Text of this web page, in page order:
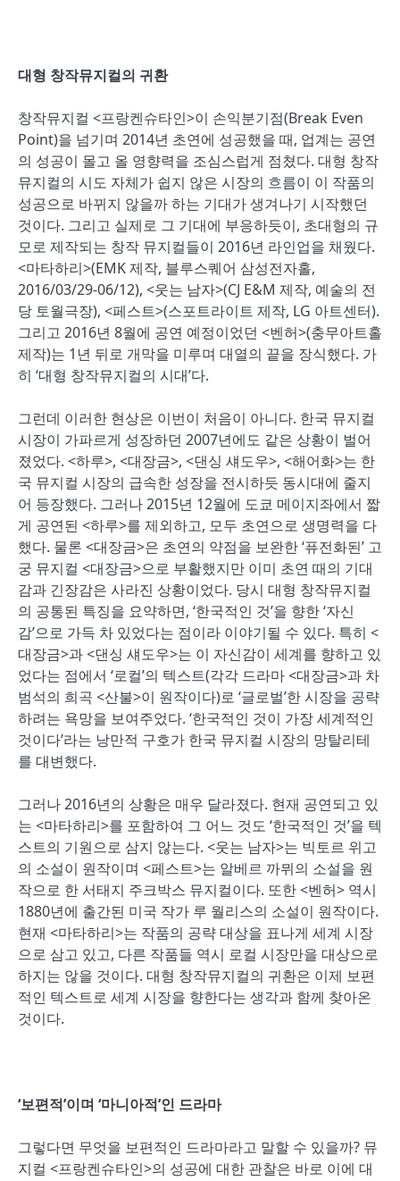
대형 창작뮤지컬의 귀환
창작뮤지컬 <프랑켄슈타인>이 손익분기점(Break Even
Point)을 넘기며 2014년 초연에 성공했을 때, 업계는 공연
의 성공이 몰고 올 영향력을 조심스럽게 점쳤다. 대형 창작
뮤지컬의 시도 자체가 쉽지 않은 시장의 흐름이 이 작품의
성공으로 바뀌지 않을까 하는 기대가 생겨나기 시작했던
것이다. 그리고 실제로 그 기대에 부응하듯이, 초대형의 규
모로 제작되는 창작 뮤지컬들이 2016년 라인업을 채웠다.
<마타하리>(EMK 제작, 블루스퀘어 삼성전자홀,
2016/03/29-06/12), <웃는 남자>(CJ E&M 제작, 예술의 전
당 토월극장), <페스트>(스포트라이트 제작, LG 아트센터).
그리고 2016년 8월에 공연 예정이었던 <벤허>(충무아트홀
제작)는 1년 뒤로 개막을 미루며 대열의 끝을 장식했다. 가
히 ‘대형 창작뮤지컬의 시대’다.
그런데 이러한 현상은 이번이 처음이 아니다. 한국 뮤지컬
시장이 가파르게 성장하던 2007년에도 같은 상황이 벌어
졌었다. <하루>, <대장금>, <댄싱 섀도우>, <해어화>는 한
국 뮤지컬 시장의 급속한 성장을 전시하듯 동시대에 줄지
어 등장했다. 그러나 2015년 12월에 도쿄 메이지좌에서 짧
게 공연된 <하루>를 제외하고, 모두 초연으로 생명력을 다
했다. 물론 <대장금>은 초연의 약점을 보완한 ‘퓨전화된’ 고
궁 뮤지컬 <대장금>으로 부활했지만 이미 초연 때의 기대
감과 긴장감은 사라진 상황이었다. 당시 대형 창작뮤지컬
의 공통된 특징을 요약하면, ‘한국적인 것’을 향한 ‘자신
감’으로 가득 차 있었다는 점이라 이야기될 수 있다. 특히 <
대장금>과 <댄싱 섀도우>는 이 자신감이 세계를 향하고 있
었다는 점에서 ‘로컬’의 텍스트(각각 드라마 <대장금>과 차
범석의 희곡 <산불>이 원작이다)로 ‘글로벌’한 시장을 공략
하려는 욕망을 보여주었다. ‘한국적인 것이 가장 세계적인
것이다’라는 낭만적 구호가 한국 뮤지컬 시장의 망탈리테
를 대변했다.
그러나 2016년의 상황은 매우 달라졌다. 현재 공연되고 있
는 <마타하리>를 포함하여 그 어느 것도 ‘한국적인 것’을 텍
스트의 기원으로 삼지 않는다. <웃는 남자>는 빅토르 위고
의 소설이 원작이며 <페스트>는 알베르 까뮈의 소설을 원
작으로 한 서태지 주크박스 뮤지컬이다. 또한 <벤허> 역시
1880년에 출간된 미국 작가 루 월리스의 소설이 원작이다.
현재 <마타하리>는 작품의 공략 대상을 표나게 세계 시장
으로 삼고 있고, 다른 작품들 역시 로컬 시장만을 대상으로
하지는 않을 것이다. 대형 창작뮤지컬의 귀환은 이제 보편
적인 텍스트로 세계 시장을 향한다는 생각과 함께 찾아온
것이다.
‘보편적’이며 ‘마니아적’인 드라마
그렇다면 무엇을 보편적인 드라마라고 말할 수 있을까? 뮤
지컬 <프랑켄슈타인>의 성공에 대한 관찰은 바로 이에 대